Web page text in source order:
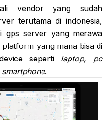
vendor yang sudah
terutama di indonesia,
gps server yang merawa
yang mana bisa di
seperti laptop, pc
.